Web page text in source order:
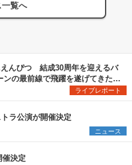
一覧へ
えんぴつ 結成30周年を迎えるバ
ンの最前線で飛躍を遂げてきたバ
『MUSIC SPLASH!!』2日目レポ
ライブレポート
ラ公演が開催決定
ニュース
催決定